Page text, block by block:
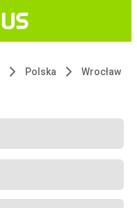
Polska Wrocław